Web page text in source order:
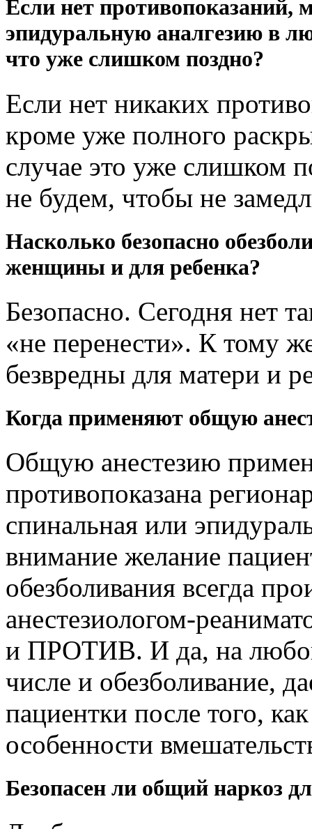
Если нет противопоказаний,
эпидуральную аналгезию в
что уже слишком поздно?
Если нет никаких
кроме уже полного
случае это уже слишком
не будем, чтобы не
Насколько безопасно
женщины и для ребенка?
Безопасно. Сегодня нет
«не перенести». К тому
безвредны для матери и
Когда применяют общую
Общую анестезию
противопоказана
спинальная или
внимание желание
обезболивания всегда
анестезиологом-
и ПРОТИВ. И да, на
числе и обезболивание,
пациентки после того,
особенности
Безопасен ли общий наркоз